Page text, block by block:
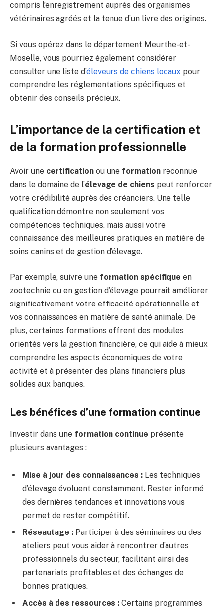
compris l’enregistrement auprès des organismes
vétérinaires agréés et la tenue d’un livre des origines.
Si vous opérez dans le département Meurthe-et-
Moselle, vous pourriez également considérer
consulter une liste d’éleveurs de chiens locaux pour
comprendre les réglementations spécifiques et
obtenir des conseils précieux.
L’importance de la certification et
de la formation professionnelle
Avoir une certification ou une formation reconnue
dans le domaine de l’élevage de chiens peut renforcer
votre crédibilité auprès des créanciers. Une telle
qualification démontre non seulement vos
compétences techniques, mais aussi votre
connaissance des meilleures pratiques en matière de
soins canins et de gestion d’élevage.
Par exemple, suivre une formation spécifique en
zootechnie ou en gestion d’élevage pourrait améliorer
significativement votre efficacité opérationnelle et
vos connaissances en matière de santé animale. De
plus, certaines formations offrent des modules
orientés vers la gestion financière, ce qui aide à mieux
comprendre les aspects économiques de votre
activité et à présenter des plans financiers plus
solides aux banques.
Les bénéfices d’une formation continue
Investir dans une formation continue présente
plusieurs avantages :
Mise à jour des connaissances : Les techniques
d’élevage évoluent constamment. Rester informé
des dernières tendances et innovations vous
permet de rester compétitif.
Réseautage : Participer à des séminaires ou des
ateliers peut vous aider à rencontrer d’autres
professionnels du secteur, facilitant ainsi des
partenariats profitables et des échanges de
bonnes pratiques.
Accès à des ressources : Certains programmes